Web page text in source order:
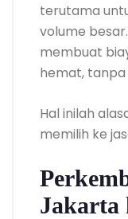
terutama
volume
membuat
hemat,
Hal inilah
memilih ke
Jakarta